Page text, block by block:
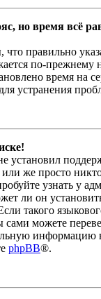
но время всё
правильно
по-прежнему
время на
устранения
установил
же просто
узнать у
ли он
такого
сами можете
информацию
phpBB®.